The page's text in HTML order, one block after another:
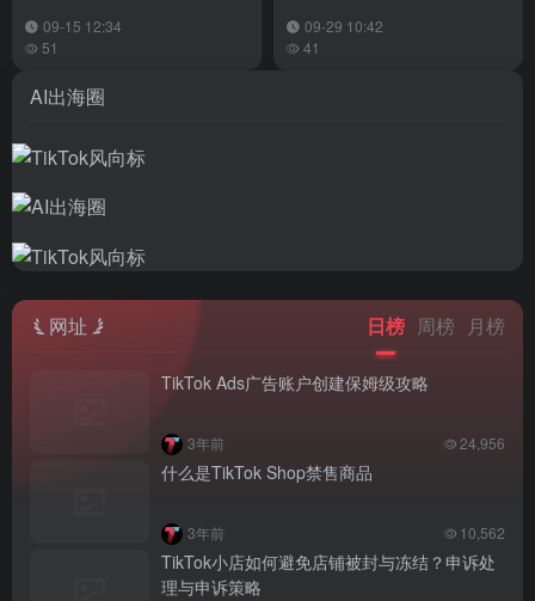
09-15 12:34
51
09-29 10:42
41
AI出海圈
网址 日榜 周榜 月榜
TikTok Ads广告账户创建保姆级攻略
3年前 24,956
什么是TikTok Shop禁售商品
3年前 10,562
TikTok小店如何避免店铺被封与冻结？申诉处
理与申诉策略